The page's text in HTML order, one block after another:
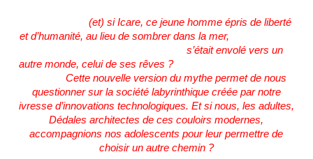
(et) si Icare, ce jeune homme épris de liberté
et d’humanité, au lieu de sombrer dans la mer,
s’était envolé vers un
autre monde, celui de ses rêves ?
Cette nouvelle version du mythe permet de nous
questionner sur la société labyrinthique créée par notre
ivresse d’innovations technologiques. Et si nous, les adultes,
Dédales architectes de ces couloirs modernes,
accompagnions nos adolescents pour leur permettre de
choisir un autre chemin ?